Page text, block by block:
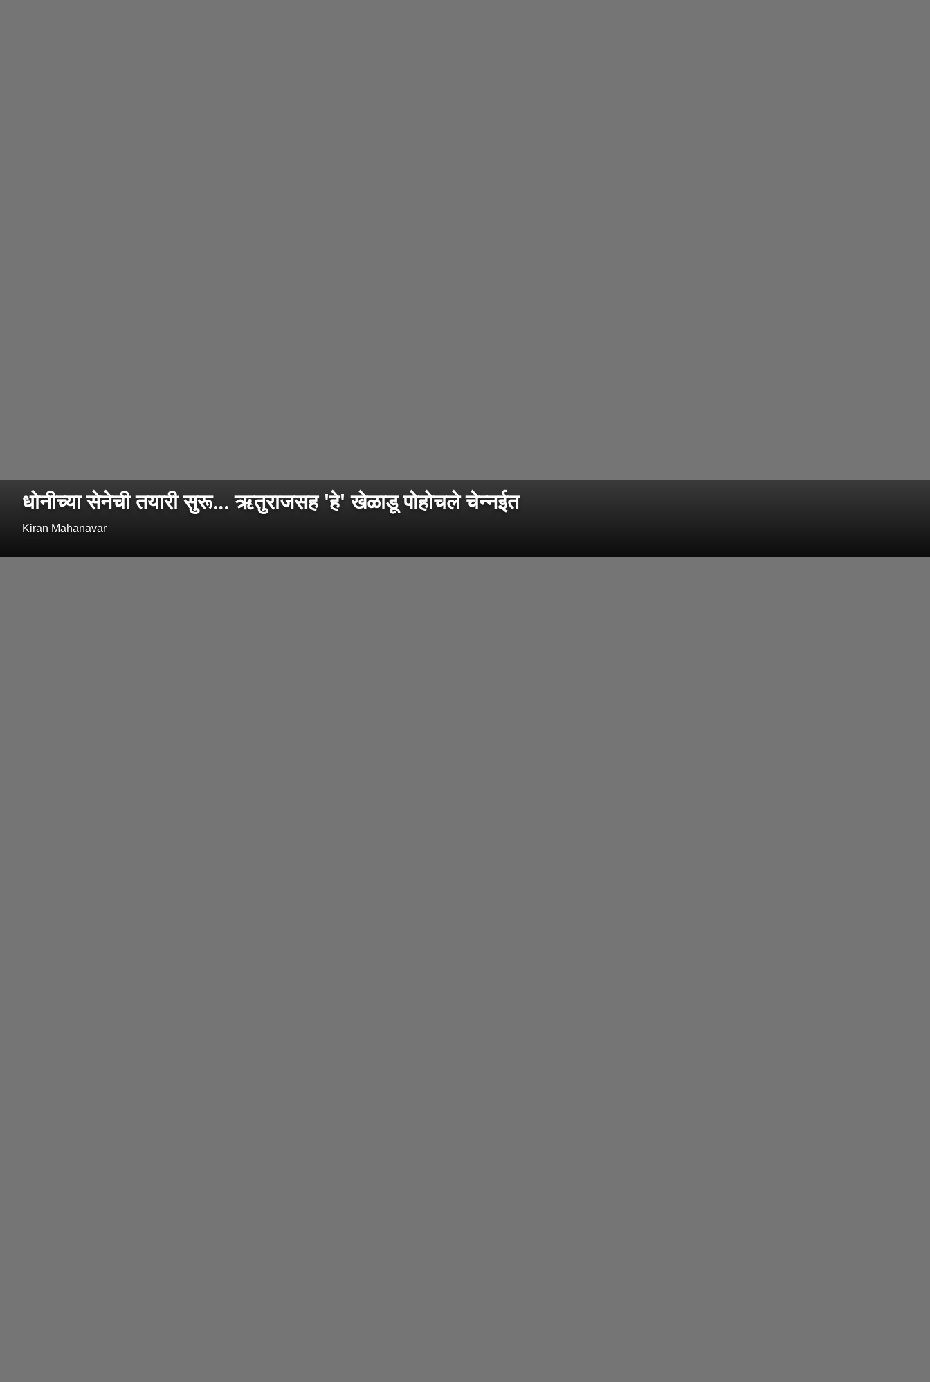
धोनीच्या सेनेची तयारी सुरू... ऋतुराजसह 'हे' खेळाडू पोहोचले चेन्नईत
Kiran Mahanavar